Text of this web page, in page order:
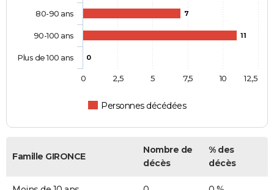
7
11
0
Personnes décédées
80-90 ans
90-100 ans
Plus de 100 ans
0 10
2,5 5 7,5 12,5
Famille GIRONCE
Nombre de
décès
% des
décès